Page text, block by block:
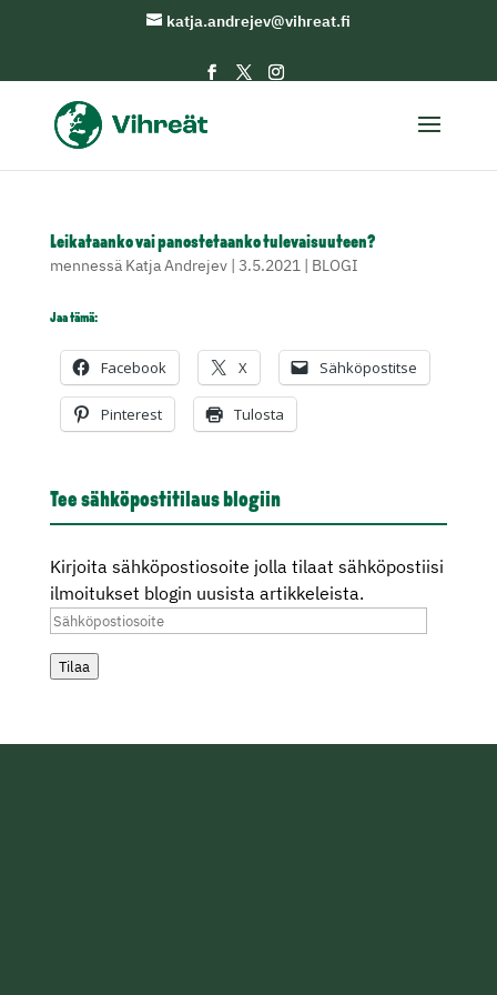
katja.andrejev@vihreat.fi
Leikataanko vai panostetaanko tulevaisuuteen?
mennessä Katja Andrejev| 3.5.2021 | BLOGI
Jaa tämä:
Facebook X Sähköpostitse
Pinterest Tulosta
Tee sähköpostitilaus blogiin
Kirjoita sähköpostiosoite jolla tilaat sähköpostiisi
ilmoitukset blogin uusista artikkeleista.
Sähköpostiosoite
Tilaa